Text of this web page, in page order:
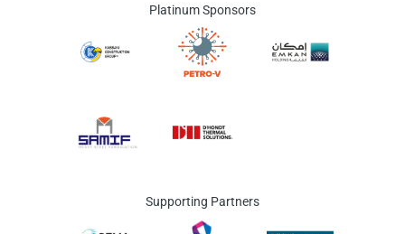
Platinum Sponsors
Supporting Partners